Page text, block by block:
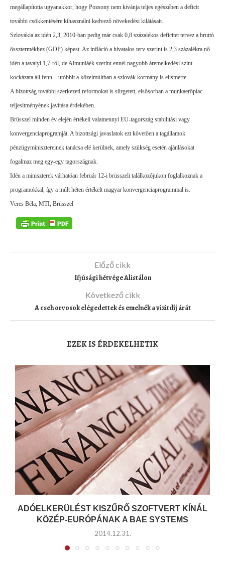
megállapította ugyanakkor, hogy Pozsony nem kívánja teljes egészében a deficit
további csökkentésére kihasználni kedvező növekedési kilátásait.
Szlovákia az idén 2,3, 2010-ban pedig már csak 0,8 százalékos deficitet tervez a bruttó
össztermékhez (GDP) képest. Az infláció a hivatalos terv szerint is 2,3 százalékra nő
idén a tavalyi 1,7-ről, de Almuniáék szerint ennél nagyobb áremelkedési szint
kockázata áll fenn – utóbbit a közelmúltban a szlovák kormány is elismerte.
A bizottság további szerkezeti reformokat is sürgetett, elsősorban a munkaerőpiac
teljesítményének javítása érdekében.
Brüsszel minden év elején értékeli valamennyi EU-tagország stabilitási vagy
konvergenciaprogramját. A bizottsági javaslatok ezt követően a tagállamok
pénzügyminisztereinek tanácsa elé kerülnek, amely szükség esetén ajánlásokat
fogalmaz meg egy-egy tagországnak.
Idén a miniszterek várhatóan február 12-i brüsszeli találkozójukon foglalkoznak a
programokkal, így a múlt héten értékelt magyar konvergenciaprogrammal is.
Veres Béla, MTI, Brüsszel
Előző cikk
Ifjúsági hétvége Alistálon
Következő cikk
A cseh orvosok elégedettek és emelnék a vizitdíj árát
EZEK IS ÉRDEKELHETIK
ADÓELKERÜLÉST KISZŰRŐ SZOFTVERT KÍNÁL
KÖZÉP-EURÓPÁNAK A BAE SYSTEMS
2014.12.31.